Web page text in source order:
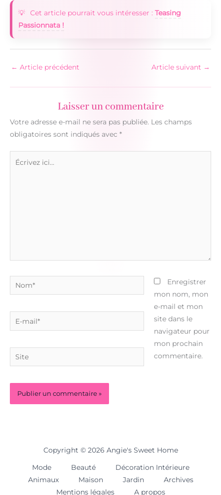
Cet article pourrait vous intéresser : Teasing
Passionnata !
← Article précédent Article suivant →
Laisser un commentaire
Votre adresse e-mail ne sera pas publiée. Les champs
obligatoires sont indiqués avec *
Nom*
E-
mail*
Site
Enregistrer
mon nom, mon
e-mail et mon
site dans le
navigateur pour
mon prochain
commentaire.
Copyright © 2026 Angie's Sweet Home
Mode Beauté
Décoration Intérieure
Animaux
Maison Jardin
Archives
Mentions légales
A propos